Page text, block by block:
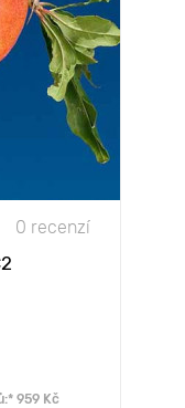
0 recenzí
959 Kč